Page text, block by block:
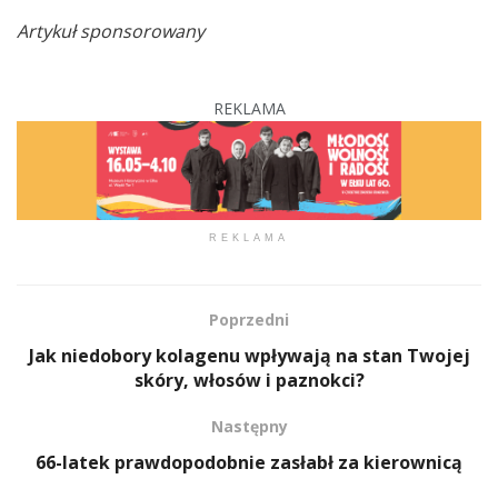
Artykuł sponsorowany
REKLAMA
REKLAMA
Poprzedni
Jak niedobory kolagenu wpływają na stan Twojej
skóry, włosów i paznokci?
Następny
66-latek prawdopodobnie zasłabł za kierownicą